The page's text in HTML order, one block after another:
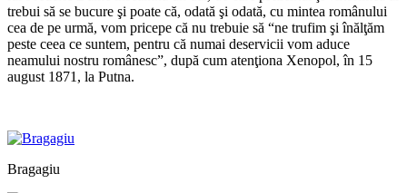
trebui să se bucure şi poate că, odată şi odată, cu mintea românului
cea de pe urmă, vom pricepe că nu trebuie să “ne trufim şi înălţăm
peste ceea ce suntem, pentru că numai deservicii vom aduce
neamului nostru românesc”, după cum atenţiona Xenopol, în 15
august 1871, la Putna.
Bragagiu